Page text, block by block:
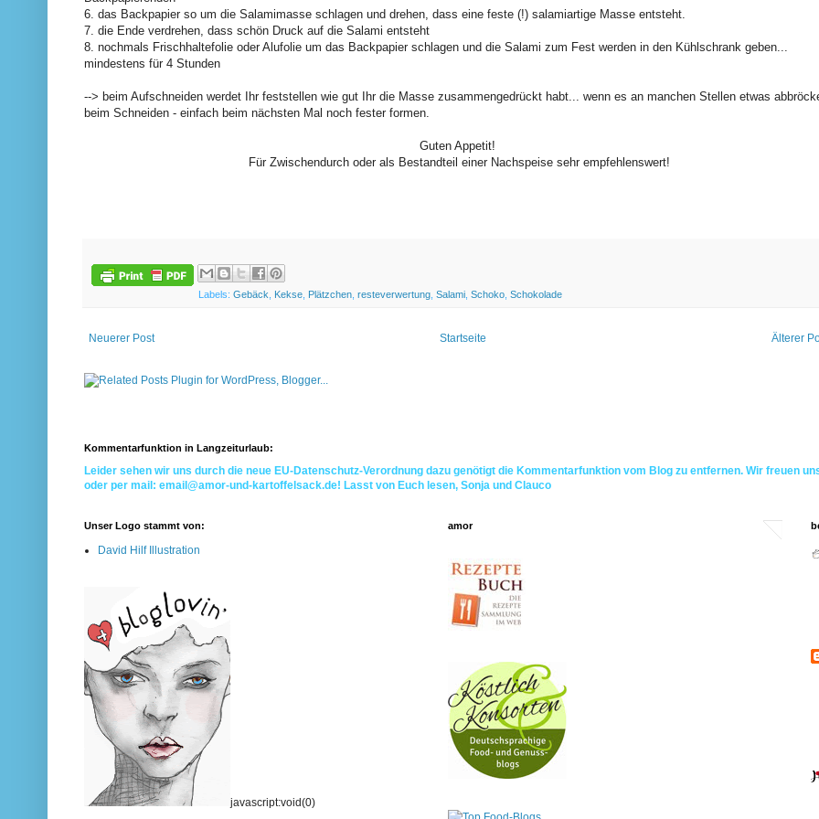
6. das Backpapier so um die Salamimasse schlagen und drehen, dass eine feste (!) salamiartige Masse entsteht.
7. die Ende verdrehen, dass schön Druck auf die Salami entsteht
8. nochmals Frischhaltefolie oder Alufolie um das Backpapier schlagen und die Salami zum Fest werden in den Kühlschrank geben...
mindestens für 4 Stunden
--> beim Aufschneiden werdet Ihr feststellen wie gut Ihr die Masse zusammengedrückt habt... wenn es an manchen Stellen etwas
beim Schneiden - einfach beim nächsten Mal noch fester formen.
Guten Appetit!
Für Zwischendurch oder als Bestandteil einer Nachspeise sehr empfehlenswert!
Labels:Gebäck Kekse Plätzchen ,resteverwertung ,Salami ,Schoko ,Schokolade
Neuerer Post Älterer
Startseite
Kommentarfunktion in Langzeiturlaub:
Leider sehen wir uns durch die neue EU-Datenschutz-Verordnung dazu genötigt die Kommentarfunktion vom Blog zu entfernen. Wir freuen
oder per mail: email@amor-und-kartoffelsack.de! Lasst von Euch lesen, Sonja und Clauco
Unser Logo stammt von:
David Hilf Illustration
javascript:void(0)
amor